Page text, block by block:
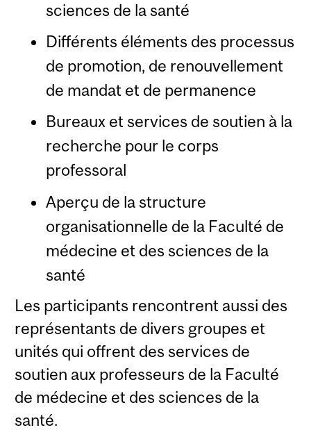
sciences de la santé
Différents éléments des processus
de promotion, de renouvellement
de mandat et de permanence
Bureaux et services de soutien à la
recherche pour le corps
professoral
Aperçu de la structure
organisationnelle de la Faculté de
médecine et des sciences de la
santé
Les participants rencontrent aussi des
représentants de divers groupes et
unités qui offrent des services de
soutien aux professeurs de la Faculté
de médecine et des sciences de la
santé.